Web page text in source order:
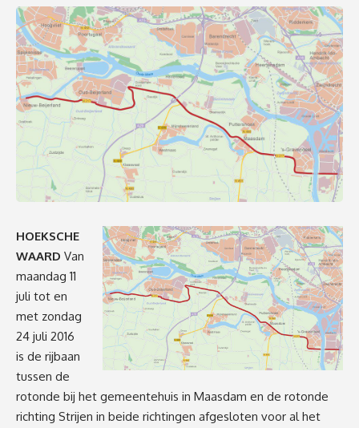
HOEKSCHE
WAARD Van
maandag 11
juli tot en
met zondag
24 juli 2016
is de rijbaan
tussen de
rotonde bij het gemeentehuis in Maasdam en de rotonde
richting Strijen in beide richtingen afgesloten voor al het